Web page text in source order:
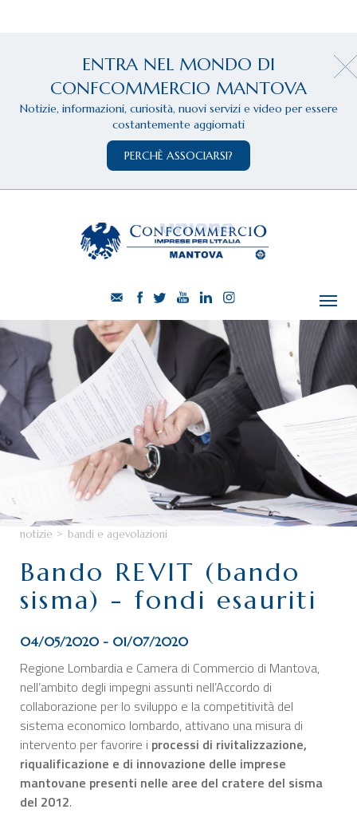
ENTRA NEL MONDO DI
CONFCOMMERCIO MANTOVA
Notizie, informazioni, curiosità, nuovi servizi e video per essere
costantemente aggiornati
PERCHÈ ASSOCIARSI?
CHI SIAMO
SERVIZI
CATEGORIE
DELEGAZIONI
ATTIVITÀ STORICHE
PERCHÉ ASSOCIARSI?
DOVE SIAMO
CONTATTI
notizie > bandi e agevolazioni
Bando REVIT (bando
sisma) - fondi esauriti
04/05/2020 - 01/07/2020
Regione Lombardia e Camera di Commercio di Mantova,
nell’ambito degli impegni assunti nell’Accordo di
collaborazione per lo sviluppo e la competitività del
sistema economico lombardo, attivano una misura di
intervento per favorire i processi di rivitalizzazione,
riqualificazione e di innovazione delle imprese
mantovane presenti nelle aree del cratere del sisma
del 2012.